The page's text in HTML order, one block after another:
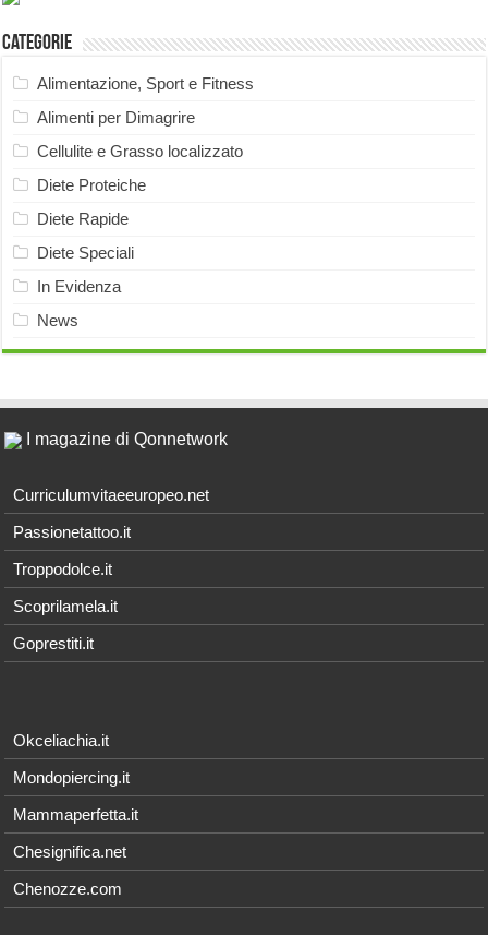
Categorie
Alimentazione, Sport e Fitness
Alimenti per Dimagrire
Cellulite e Grasso localizzato
Diete Proteiche
Diete Rapide
Diete Speciali
In Evidenza
News
I magazine di Qonnetwork
Curriculumvitaeeuropeo.net
Passionetattoo.it
Troppodolce.it
Scoprilamela.it
Goprestiti.it
Okceliachia.it
Mondopiercing.it
Mammaperfetta.it
Chesignifica.net
Chenozze.com